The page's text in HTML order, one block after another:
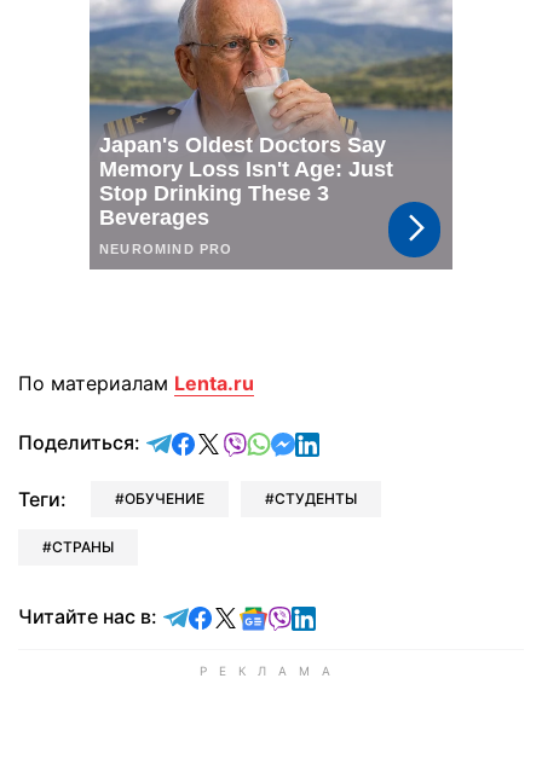
По материалам Lenta.ru
Поделиться: отправить в Telegram
поделиться в Facebook
поделиться в X
отправить в Viber
отправить в Whatsapp
отправить в Messenger
отправить в LinkedIn
Теги: ОБУЧЕНИЕ СТУДЕНТЫ
СТРАНЫ
Читайте нас в: Читайте в Telegram
Читайте в Facebook
Читайте в X
Читайте в Google news
Читайте в Viber
Читайте в LinkedIn